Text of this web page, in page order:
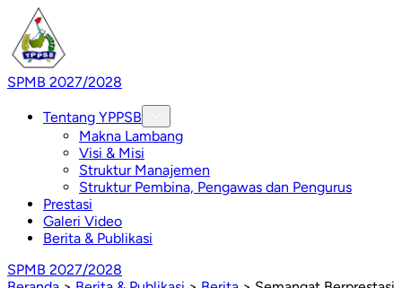
SPMB 2027/2028
Tentang YPPSB
Makna Lambang
Visi & Misi
Struktur Manajemen
Struktur Pembina, Pengawas dan Pengurus
Prestasi
Galeri Video
Berita & Publikasi
SPMB 2027/2028